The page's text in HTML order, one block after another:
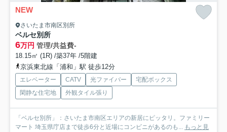
NEW
さいたま市南区別所
ベルセ別所
6万円 管理/共益費-
18.15㎡ (1R) /築37年 /5階建
京浜東北線「浦和」駅 徒歩12分
エレベーター CATV 光ファイバー
宅配ボックス
閑静な住宅地
外観タイル張り
「ベルセ別所」：さいたま市南区エリアの新居にピッタリ。ファミリー
マート 埼玉県庁店まで徒歩6分と近場にコンビニがあるのも... もっと見